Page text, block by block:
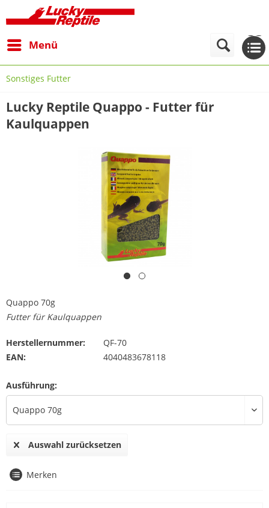
Menü
Sonstiges Futter
Lucky Reptile Quappo - Futter für
Kaulquappen
Quappo 70g
Futter für Kaulquappen
Herstellernummer:
QF-70
EAN:
4040483678118
Ausführung:
Auswahl zurücksetzen
Merken